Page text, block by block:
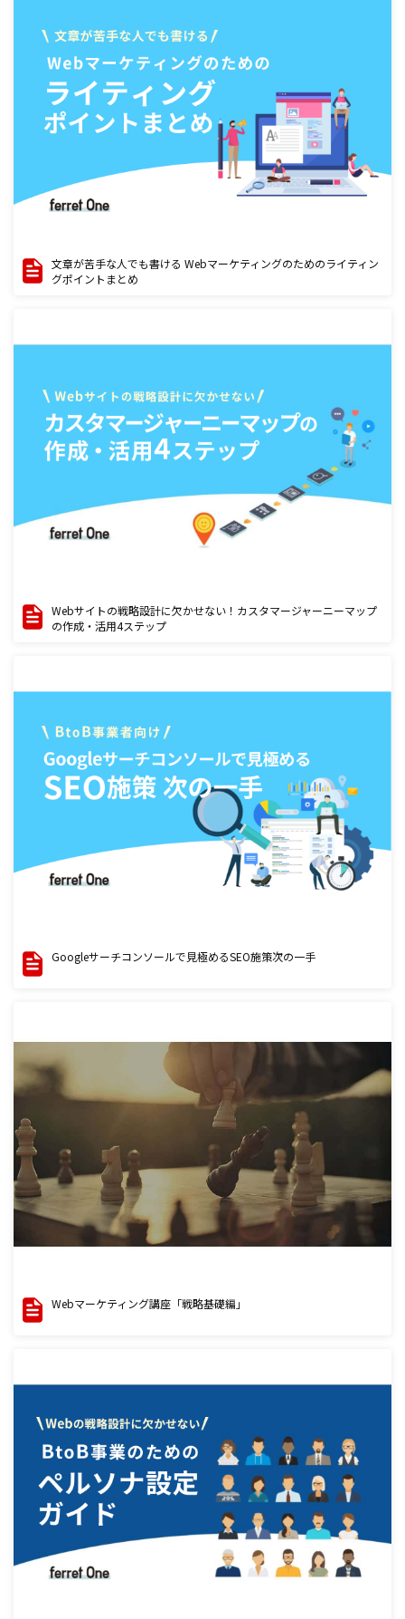
文章が苦手な人でも書ける Webマーケティングのためのライティン
グポイントまとめ
Webサイトの戦略設計に欠かせない！カスタマージャーニーマップ
の作成・活用4ステップ
Googleサーチコンソールで見極めるSEO施策次の一手
Webマーケティング講座「戦略基礎編」